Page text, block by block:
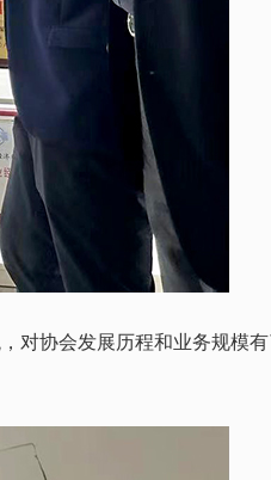
对协会发展历程和业务规模